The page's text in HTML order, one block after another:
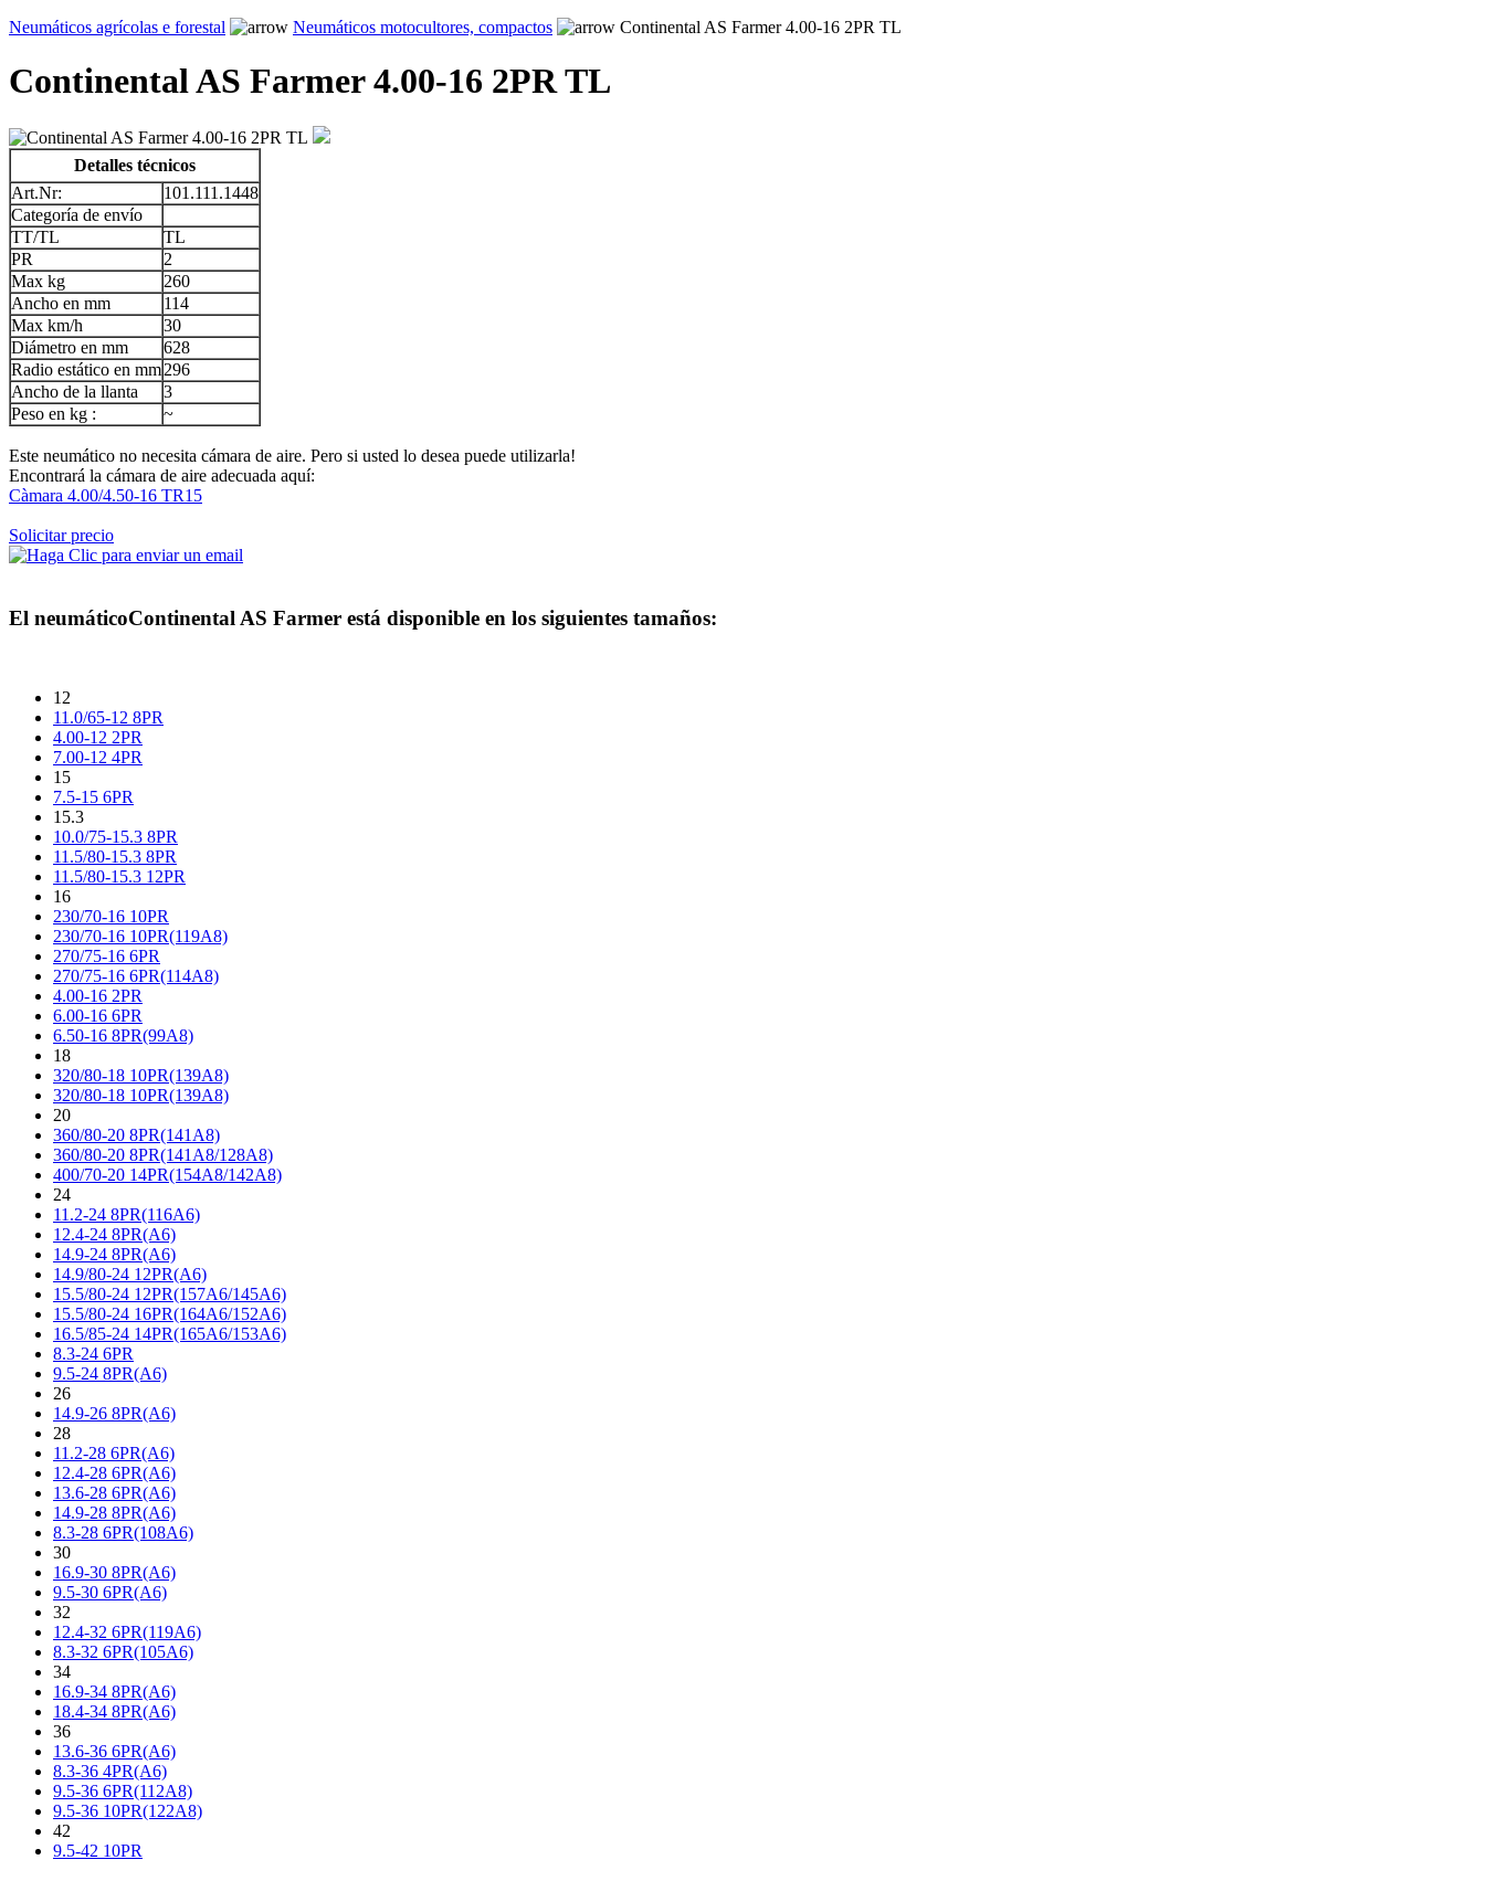
Neumáticos agrícolas e forestal
Neumáticos motocultores, compactos Continental AS Farmer 4.00-16 2PR TL
Continental AS Farmer 4.00-16 2PR TL
Detalles técnicos
Art.Nr:
101.111.1448
Categoría de envío
TT/TL
TL
PR
2
Max kg
260
Ancho en mm
114
Max km/h
30
Diámetro en mm
628
Radio estático en mm296
Ancho de la llanta
3
Peso en kg :
~
Este neumático no necesita cámara de aire. Pero si usted lo desea puede utilizarla!
Encontrará la cámara de aire adecuada aquí:
Càmara 4.00/4.50-16 TR15
Solicitar precio
El neumáticoContinental AS Farmer está disponible en los siguientes tamaños:
12
11.0/65-12 8PR
4.00-12 2PR
7.00-12 4PR
15
7.5-15 6PR
15.3
10.0/75-15.3 8PR
11.5/80-15.3 8PR
11.5/80-15.3 12PR
16
230/70-16 10PR
230/70-16 10PR(119A8)
270/75-16 6PR
270/75-16 6PR(114A8)
4.00-16 2PR
6.00-16 6PR
6.50-16 8PR(99A8)
18
320/80-18 10PR(139A8)
320/80-18 10PR(139A8)
20
360/80-20 8PR(141A8)
360/80-20 8PR(141A8/128A8)
400/70-20 14PR(154A8/142A8)
24
11.2-24 8PR(116A6)
12.4-24 8PR(A6)
14.9-24 8PR(A6)
14.9/80-24 12PR(A6)
15.5/80-24 12PR(157A6/145A6)
15.5/80-24 16PR(164A6/152A6)
16.5/85-24 14PR(165A6/153A6)
8.3-24 6PR
9.5-24 8PR(A6)
26
14.9-26 8PR(A6)
28
11.2-28 6PR(A6)
12.4-28 6PR(A6)
13.6-28 6PR(A6)
14.9-28 8PR(A6)
8.3-28 6PR(108A6)
30
16.9-30 8PR(A6)
9.5-30 6PR(A6)
32
12.4-32 6PR(119A6)
8.3-32 6PR(105A6)
34
16.9-34 8PR(A6)
18.4-34 8PR(A6)
36
13.6-36 6PR(A6)
8.3-36 4PR(A6)
9.5-36 6PR(112A8)
9.5-36 10PR(122A8)
42
9.5-42 10PR